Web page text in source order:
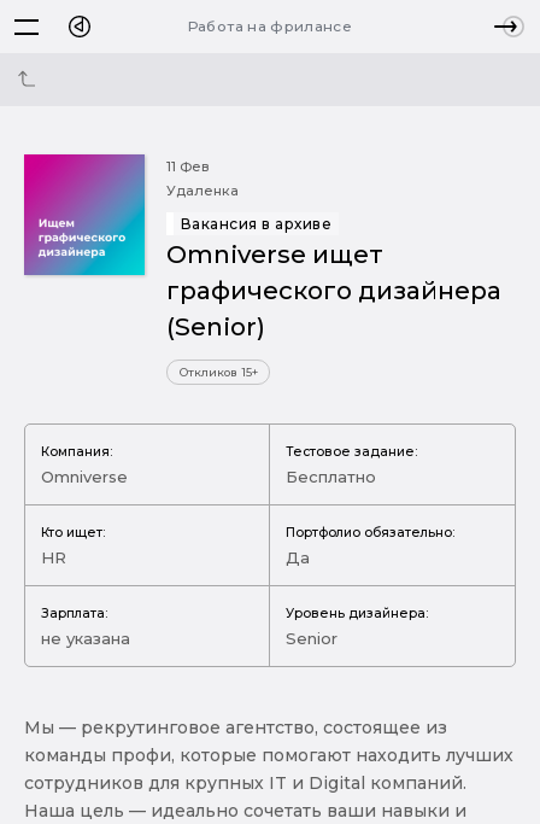
Работа на фрилансе
11 Фев
Удаленка
Вакансия в архиве
Omniverse ищет
графического дизайнера
(Senior)
Откликов 15+
Компания:
Omniverse
Тестовое задание:
Бесплатно
Кто ищет:
HR
Портфолио обязательно:
Да
Зарплата:
не указана
Уровень дизайнера:
Senior
Мы — рекрутинговое агентство, состоящее из
команды профи, которые помогают находить лучших
сотрудников для крупных IT и Digital компаний.
Наша цель — идеально сочетать ваши навыки и